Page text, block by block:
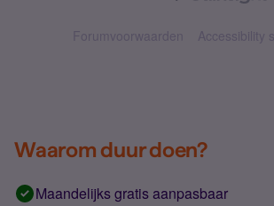
Forumvoorwaarden Accessibility
Waarom duur doen?
Maandelijks gratis aanpasbaar